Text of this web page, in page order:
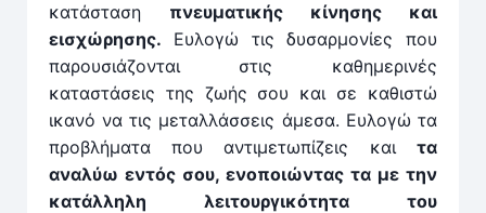
κατάσταση πνευματικής κίνησης και
εισχώρησης. Ευλογώ τις δυσαρμονίες που
παρουσιάζονται στις καθημερινές
καταστάσεις της ζωής σου και σε καθιστώ
ικανό να τις μεταλλάσσεις άμεσα. Ευλογώ τα
προβλήματα που αντιμετωπίζεις και τα
αναλύω εντός σου, ενοποιώντας τα με την
κατάλληλη λειτουργικότητα του